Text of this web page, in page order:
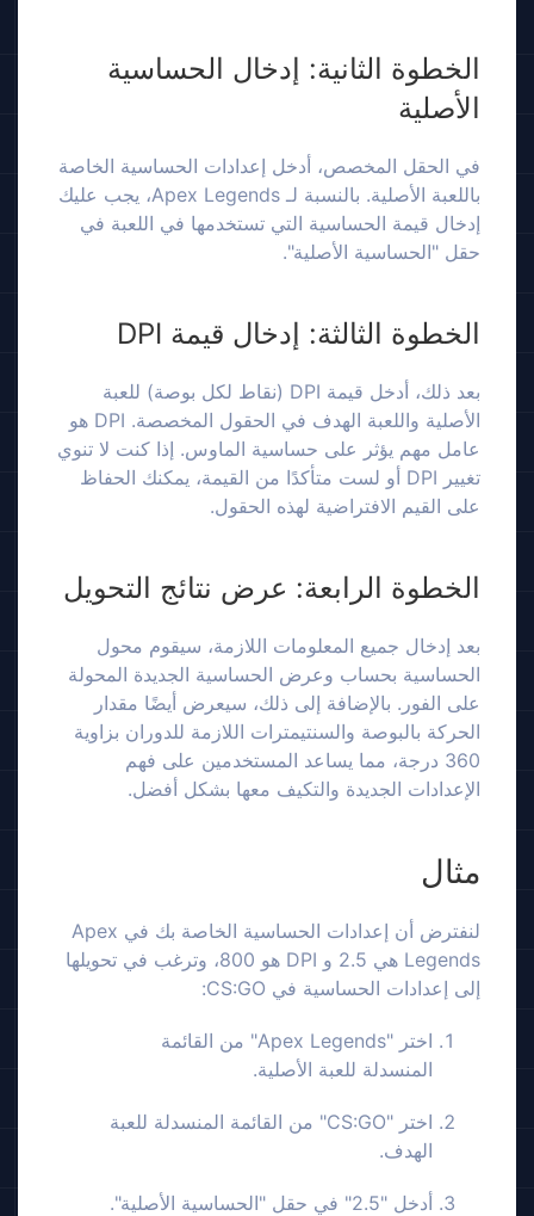
الخطوة الثانية: إدخال الحساسية
الأصلية
في الحقل المخصص، أدخل إعدادات الحساسية الخاصة
باللعبة الأصلية. بالنسبة لـ Apex Legends، يجب عليك
إدخال قيمة الحساسية التي تستخدمها في اللعبة في
حقل "الحساسية الأصلية".
الخطوة الثالثة: إدخال قيمة DPI
بعد ذلك، أدخل قيمة DPI (نقاط لكل بوصة) للعبة
الأصلية واللعبة الهدف في الحقول المخصصة. DPI هو
عامل مهم يؤثر على حساسية الماوس. إذا كنت لا تنوي
تغيير DPI أو لست متأكدًا من القيمة، يمكنك الحفاظ
على القيم الافتراضية لهذه الحقول.
الخطوة الرابعة: عرض نتائج التحويل
بعد إدخال جميع المعلومات اللازمة، سيقوم محول
الحساسية بحساب وعرض الحساسية الجديدة المحولة
على الفور. بالإضافة إلى ذلك، سيعرض أيضًا مقدار
الحركة بالبوصة والسنتيمترات اللازمة للدوران بزاوية
360 درجة، مما يساعد المستخدمين على فهم
الإعدادات الجديدة والتكيف معها بشكل أفضل.
مثال
لنفترض أن إعدادات الحساسية الخاصة بك في Apex
Legends هي 2.5 و DPI هو 800، وترغب في تحويلها
إلى إعدادات الحساسية في CS:GO:
اختر "Apex Legends" من القائمة
المنسدلة للعبة الأصلية.
اختر "CS:GO" من القائمة المنسدلة للعبة
الهدف.
أدخل "2.5" في حقل "الحساسية الأصلية".